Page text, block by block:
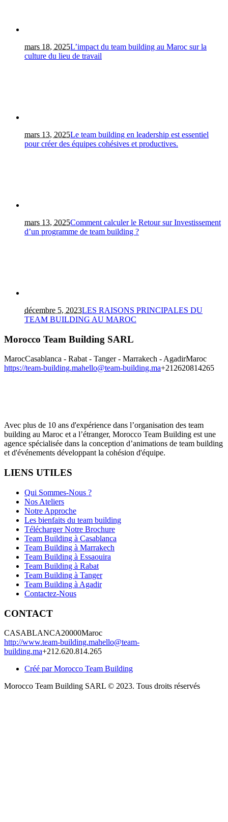
mars 18, 2025L’impact du team building au Maroc sur la
culture du lieu de travail
mars 13, 2025Le team building en leadership est essentiel
pour créer des équipes cohésives et productives.
mars 13, 2025Comment calculer le Retour sur Investissement
d’un programme de team building ?
décembre 5, 2023LES RAISONS PRINCIPALES DU
TEAM BUILDING AU MAROC
Morocco Team Building SARL
MarocCasablanca - Rabat - Tanger - Marrakech - AgadirMaroc
https://team-building.mahello@team-building.ma+212620814265
Avec plus de 10 ans d'expérience dans l’organisation des team
building au Maroc et a l’étranger, Morocco Team Building est une
agence spécialisée dans la conception d’animations de team building
et d'événements développant la cohésion d'équipe.
LIENS UTILES
Qui Sommes-Nous ?
Nos Ateliers
Notre Approche
Les bienfaits du team building
Télécharger Notre Brochure
Team Building à Casablanca
Team Building à Marrakech
Team Building à Essaouira
Team Building à Rabat
Team Building à Tanger
Team Building à Agadir
Contactez-Nous
CONTACT
CASABLANCA20000Maroc
http://www.team-building.mahello@team-
building.ma+212.620.814.265
Créé par Morocco Team Building
Morocco Team Building SARL © 2023. Tous droits réservés